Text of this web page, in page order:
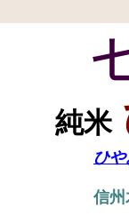
純米
ひ
信州